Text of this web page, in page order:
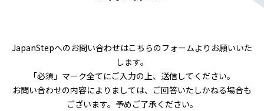
JapanStepへのお問い合わせはこちらのフォームよりお願いいた
します。
「必須」マーク全てにご入力の上、送信してください。
お問い合わせの内容によりましては、ご回答いたしかねる場合も
ございます。予めご了承ください。